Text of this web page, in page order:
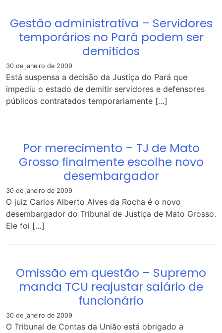
Gestão administrativa – Servidores
temporários no Pará podem ser
demitidos
30 de janeiro de 2009
Está suspensa a decisão da Justiça do Pará que
impediu o estado de demitir servidores e defensores
públicos contratados temporariamente […]
Por merecimento – TJ de Mato
Grosso finalmente escolhe novo
desembargador
30 de janeiro de 2009
O juiz Carlos Alberto Alves da Rocha é o novo
desembargador do Tribunal de Justiça de Mato Grosso.
Ele foi […]
Omissão em questão – Supremo
manda TCU reajustar salário de
funcionário
30 de janeiro de 2009
O Tribunal de Contas da União está obrigado a